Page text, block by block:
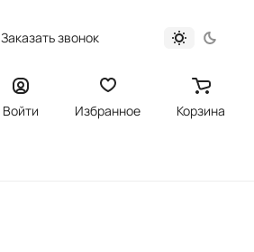
Заказать звонок
Войти Избранное Корзина